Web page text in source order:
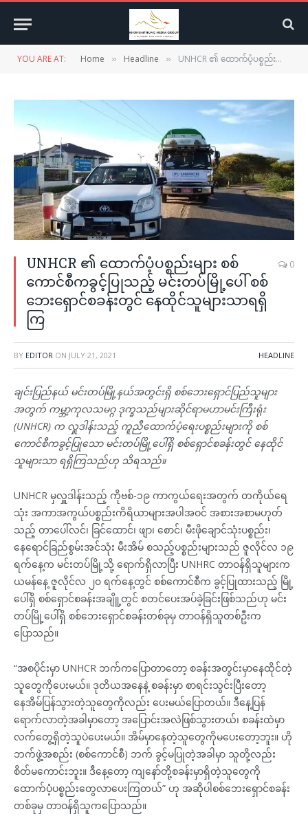
YOU ARE AT: Home » Headline » UNHCR ၏ ထောက်ပံ့ပစ္စည်းများ စစ်ကောင်စီကခွင့်ပြုသည့် မင်းတပ်မြို့ပေါ် စစ်ဘေးရှောင်စခန်းတွင် နေထိုင်သူများသာရရှိကြ
UNHCR ၏ ထောက်ပံ့ပစ္စည်းများ စစ်
ကောင်စီကခွင့်ပြုသည့် မင်းတပ်မြို့ပေါ် စစ်
ဘေးရှောင်စခန်းတွင် နေထိုင်သူများသာရရှိ
ကြ
0
BY EDITOR ON JULY 21, 2021 HEADLINE
ချင်းပြည်နယ် မင်းတပ်မြို့နယ်အတွင်းရှိ စစ်ဘေးရှောင်ပြည်သူများ
အတွက် ကမ္ဘာ့ကုလသမဂ္ဂ ဒုက္ခသည်များဆိုင်ရာမဟာမင်းကြီးရုံး
(UNHCR) က လှူဒါန်းသည့် ကူညီထောက်ပံ့ရေးပစ္စည်းများကို စစ်
ကောင်စီကခွင့်ပြုသော မင်းတပ်မြို့ပေါ်ရှိ စစ်ရှောင်စခန်းတွင် နေထိုင်
သူများသာ ရရှိကြသည်ဟု သိရသည်။
UNHCR မှလှူဒါန်းသည့် ကိုဗစ်-၁၉ ကာကွယ်ရေးအတွက် တကိုယ်ရေ
သုံး အကာအကွယ်ပစ္စည်းကိရိယာများအပါအဝင် အစားအစာမဟုတ်
သည့် တာပေါ်လင်၊ ခြင်ထောင်၊ ဖျာ၊ စောင်၊ မီးဖိုချောင်သုံးပစ္စည်း၊
နေရောင်ခြည်စွမ်းအင်သုံး မီးအိမ် စသည့်ပစ္စည်းများသည် ဇူလိုင်လ ၁၉
ရက်နေ့က မင်းတပ်မြို့သို့ ရောက်ရှိလာပြီး UNHRC တာဝန်ရှိသူများက
ယမန်နေ့ ဇူလိုင်လ ၂၀ ရက်နေ့တွင် စစ်ကောင်စီက ခွင့်ပြုထားသည့် မြို့
ပေါ်ရှိ စစ်ရှောင်စခန်းအချိူ့တွင် စတင်ပေးအပ်ခဲ့ခြင်းဖြစ်သည်ဟု မင်း
တပ်မြို့ပေါ်ရှိ စစ်ဘေးရှောင်စခန်းတစ်ခုမှ တာဝန်ရှိသူတစ်ဦးက
ပြောသည်။
“အစပိုင်းမှာ UNHCR ဘက်ကပြောတာတော့ စခန်းအတွင်းမှာနေထိုင်တဲ့
သူတွေကိုပေးမယ်။ ဒုတိယအနေနဲ့ စခန်းမှာ စာရင်းသွင်းပြီးတော့
နေအိမ်ပြန်သွားတဲ့သူတွေကိုလည်း ပေးမယ်ပြောတယ်။ ဒီနေ့ပြန်
ရောက်လာတဲ့အခါမှာတော့ အပြောင်းအလဲဖြစ်သွားတယ်၊ စခန်းထဲမှာ
လက်တွေ့ရှိတဲ့သူပဲပေးမယ်။ အိမ်မှာနေတဲ့သူတွေကိုမပေးတော့ဘူး။ ဟို
ဘက်ဖွဲ့အစည်း (စစ်ကောင်စီ) ဘက် ခွင့်မပြုတဲ့အခါမှာ သူတို့လည်း
စိတ်မကောင်းဘူး။ ဒီနေ့တော့ ကျနော်တို့စခန်းမှာရှိတဲ့သူတွေကို
ထောက်ပံ့ပစ္စည်းတွေလာပေးကြတယ်” ဟု အဆိုပါစစ်ဘေးရှောင်စခန်း
တစ်ခုမှ တာဝန်ရှိသူကပြောသည်။